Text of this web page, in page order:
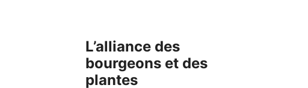
L’alliance des
bourgeons et des
plantes